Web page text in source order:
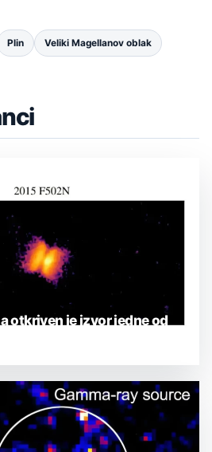
Plin Veliki Magellanov oblak
otkriven je izvor jedne od